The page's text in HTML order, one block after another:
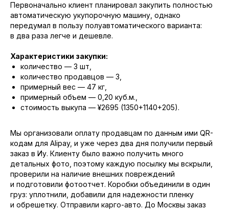
Первоначально клиент планировал закупить полностью
автоматическую укупорочную машину, однако
передумал в пользу полуавтоматического варианта:
в два раза легче и дешевле.
Характеристики закупки:
количество — 3 шт,
количество продавцов — 3,
примерный вес — 47 кг,
примерный объем — 0,20 куб.м.,
стоимость выкупа — ¥2695 (1350+1140+205).
Мы организовали оплату продавцам по данным ими QR-
кодам для Alipay, и уже через два дня получили первый
заказ в Иу. Клиенту было важно получить много
детальных фото, поэтому каждую посылку мы вскрыли,
проверили на наличие внешних повреждений
и подготовили фотоотчет. Коробки объединили в один
груз: уплотнили, добавили для надежности пленку
и обрешетку. Отправили карго-авто. До Москвы заказ